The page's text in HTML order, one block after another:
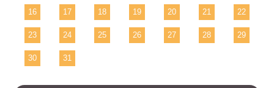
16 17 18 19 20 21 22
23 24 25 26 27 28 29
30 31